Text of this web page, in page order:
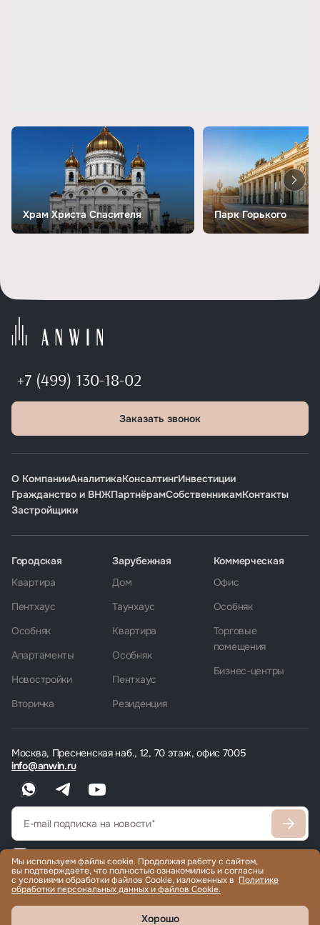
Храм Христа Спасителя Парк Горького
+7 (499) 130-18-02
Заказать звонок
О КомпанииАналитикаКонсалтингИнвестиции
Гражданство и ВНЖПартнёрамСобственникамКонтакты
Застройщики
Москва, Пресненская наб., 12, 70 этаж, офис 7005
info@anwin.ru
с политикой обработки персональных данных
Согласен получать рекламные/информационные материалы
Городская
Квартира
Пентхаус
Особняк
Апартаменты
Новостройки
Вторичка
Зарубежная
Дом
Таунхаус
Квартира
Особняк
Пентхаус
Резиденция
Коммерческая
Офис
Особняк
Торговые
помещения
Бизнес-центры
Мы используем файлы cookie. Продолжая работу с сайтом,
вы подтверждаете, что полностью ознакомились и согласны
с условиями обработки файлов Cookie, изложенных в Политике
обработки персональных данных и файлов Cookie.
Хорошо